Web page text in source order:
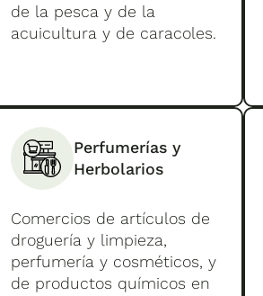
de la pesca y de la
acuicultura y de caracoles.
Perfumerías y
Herbolarios
Comercios de artículos de
droguería y limpieza,
perfumería y cosméticos, y
de productos químicos en